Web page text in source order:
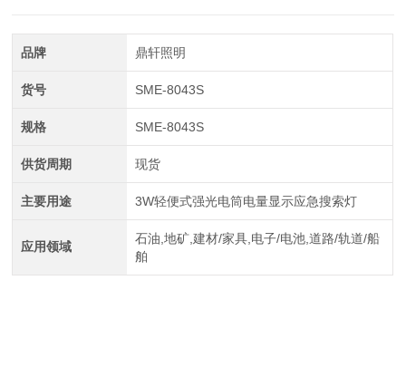
品牌 鼎轩照明
货号 SME-8043S
规格 SME-8043S
供货周期 现货
主要用途 3W轻便式强光电筒电量显示应急搜索灯
应用领域
石油,地矿,建材/家具,电子/电池,道路/轨道/船
舶